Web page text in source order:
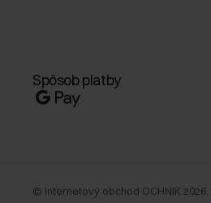
Spôsob platby
© Internetový obchod OCHNIK 2026